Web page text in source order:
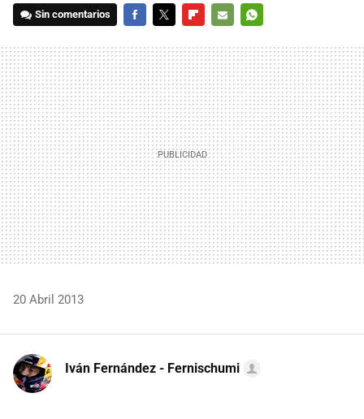
Sin comentarios
MAIL
20 Abril 2013
Iván Fernández - Fernischumi